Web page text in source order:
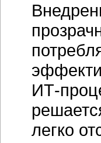
ИТ-
легко